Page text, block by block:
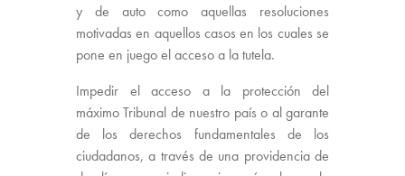
y de auto como aquellas resoluciones
motivadas en aquellos casos en los cuales se
pone en juego el acceso a la tutela.
Impedir el acceso a la protección del
máximo Tribunal de nuestro país o al garante
de los derechos fundamentales de los
ciudadanos, a través de una providencia de